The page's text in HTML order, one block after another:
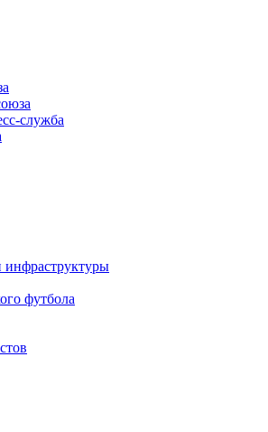
служба
инфраструктуры
футбола